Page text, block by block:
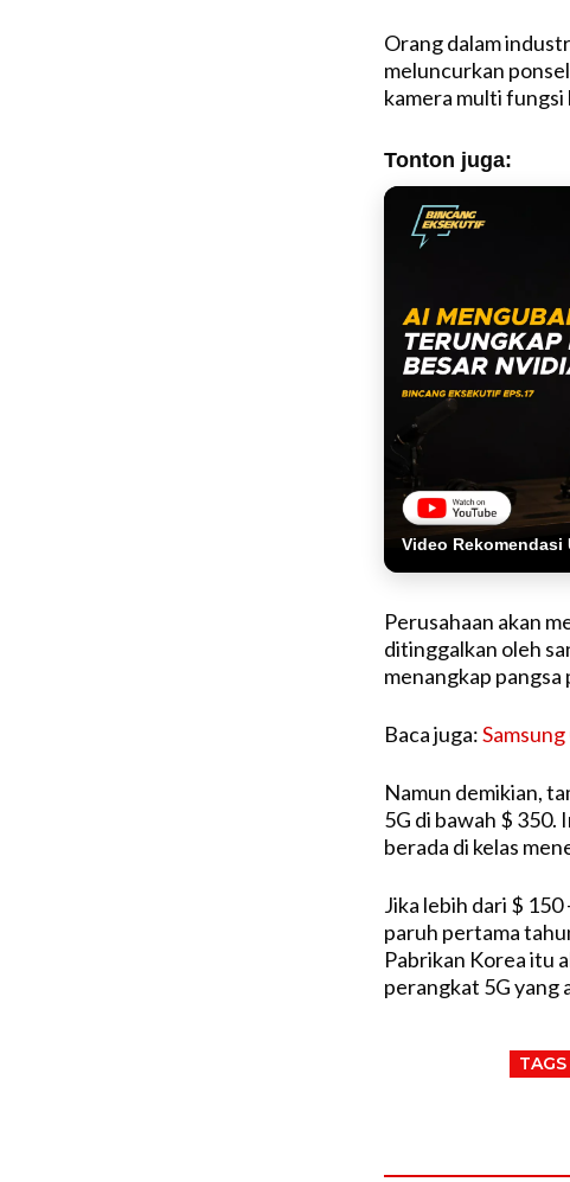
Orang dalam
meluncurkan
kamera multi fungsi
Tonton juga:
Video Rekomendasi
Perusahaan akan
ditinggalkan oleh
menangkap pangsa
Baca juga:
Namun demikian,
5G di bawah $ 350.
berada di kelas
Jika lebih dari $ 150
paruh pertama
Pabrikan Korea itu
perangkat 5G yang
TAGS